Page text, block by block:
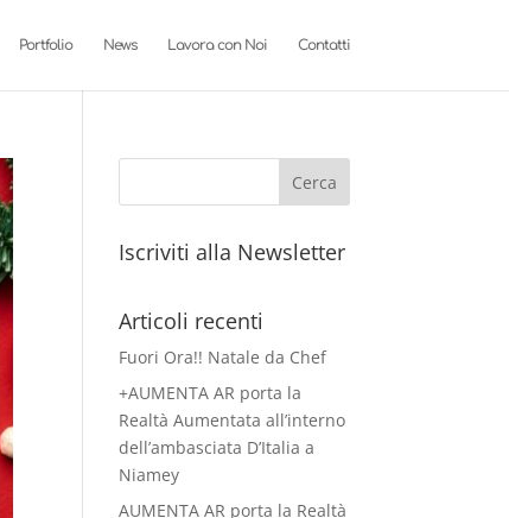
Portfolio News Lavora con Noi Contatti
Iscriviti alla Newsletter
Articoli recenti
Fuori Ora!! Natale da Chef
+AUMENTA AR porta la
Realtà Aumentata all’interno
dell’ambasciata D’Italia a
Niamey
AUMENTA AR porta la Realtà